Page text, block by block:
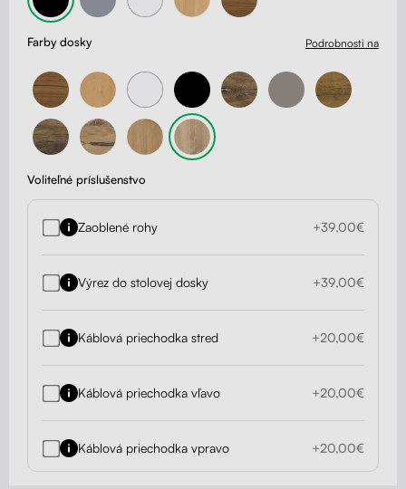
Farby dosky Podrobnosti na
Voliteľné príslušenstvo
Zaoblené rohy +39,00€
Výrez do stolovej dosky +39,00€
Káblová priechodka stred +20,00€
Káblová priechodka vľavo +20,00€
Káblová priechodka vpravo +20,00€